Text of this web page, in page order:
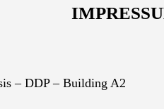
– DDP – Building A2